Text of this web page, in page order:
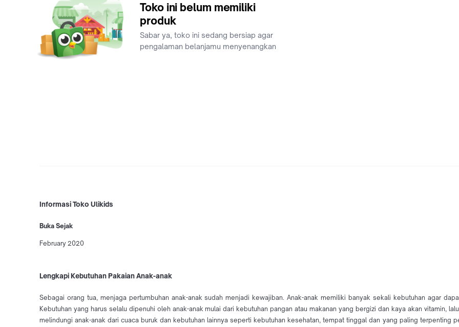
Toko ini belum memiliki
produk
Sabar ya, toko ini sedang bersiap agar
pengalaman belanjamu menyenangkan
Informasi Toko Ulikids
Buka Sejak
February 2020
Lengkapi Kebutuhan Pakaian Anak-anak
Sebagai orang tua, menjaga pertumbuhan anak-anak sudah menjadi kewajiban. Anak-anak memiliki banyak sekali kebutuhan agar
Kebutuhan yang harus selalu dipenuhi oleh anak-anak mulai dari kebutuhan pangan atau makanan yang bergizi dan kaya akan vitamin,
melindungi anak-anak dari cuaca buruk dan kebutuhan lainnya seperti kebutuhan kesehatan, tempat tinggal dan yang paling terpenting